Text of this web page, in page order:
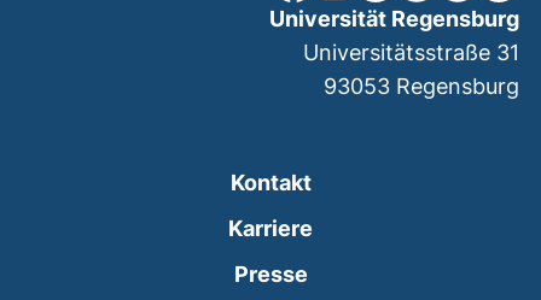
Kontakt
Karriere
Presse
Universität Regensburg
Universitätsstraße 31
93053 Regensburg